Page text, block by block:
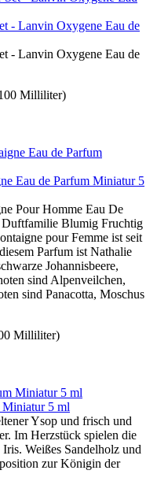
- Lanvin Oxygene Eau de
- Lanvin Oxygene Eau de
Milliliter)
Eau de Parfum Miniatur 5
Pour Homme Eau De
Blumig Fruchtig
pour Femme ist seit
Parfum ist Nathalie
Johannisbeere,
sind Alpenveilchen,
sind Panacotta, Moschus
Milliliter)
Miniatur 5 ml
Ysop und frisch und
Im Herzstück spielen die
Weißes Sandelholz und
zur Königin der